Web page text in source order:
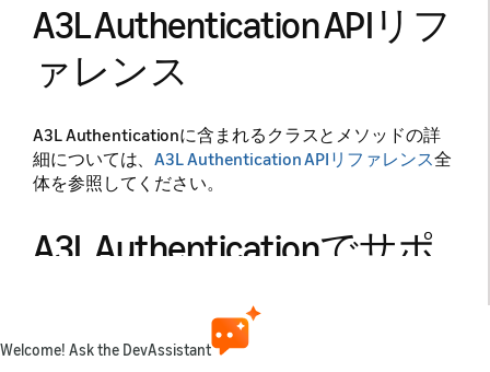
A3L Authentication APIリフ
ァレンス
A3L Authenticationに含まれるクラスとメソッドの詳
細については、A3L Authentication APIリファレンス全
体を参照してください。
A3L Authenticationでサポ
ートされるスコープ
A3L Authenticationでは、以下の表に記載されている
Welcome! Ask the DevAssistant